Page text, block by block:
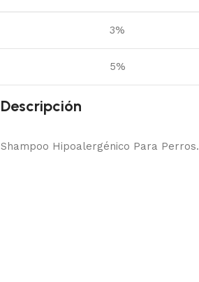
3%
5%
Descripción
Shampoo Hipoalergénico Para Perros.